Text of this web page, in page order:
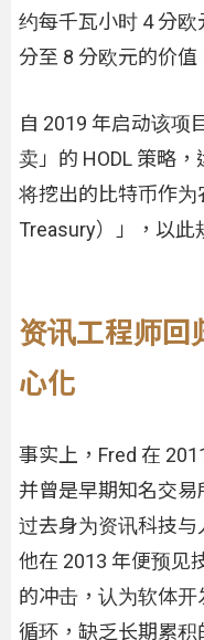
约每千瓦小时 4 分
分至 8 分欧元的价值
自 2019 年启动该项
卖」的 HODL 策略
将挖出的比特币作
Treasury）」，以此
资讯工程师回
心化
事实上，Fred 在
并曾是早期知名交易
过去身为资讯科技与
他在 2013 年便预见
的冲击，认为软体
循环，缺乏长期累积